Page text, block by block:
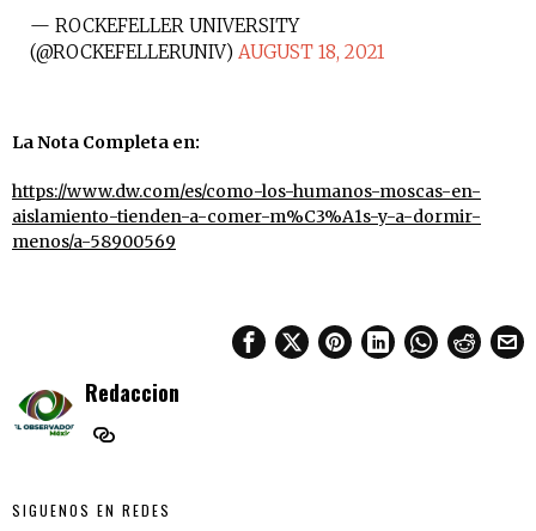
— ROCKEFELLER UNIVERSITY
(@ROCKEFELLERUNIV) AUGUST 18, 2021
La Nota Completa en:
https://www.dw.com/es/como-los-humanos-moscas-en-
aislamiento-tienden-a-comer-m%C3%A1s-y-a-dormir-
menos/a-58900569
Redaccion
SIGUENOS EN REDES